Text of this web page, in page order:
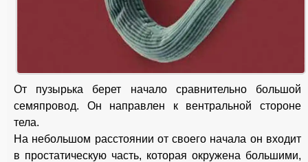
От пузырька берет начало сравнительно большой
семяпровод. Он направлен к вентральной стороне
тела.
На небольшом расстоянии от своего начала он входит
в простатическую часть, которая окружена большими,